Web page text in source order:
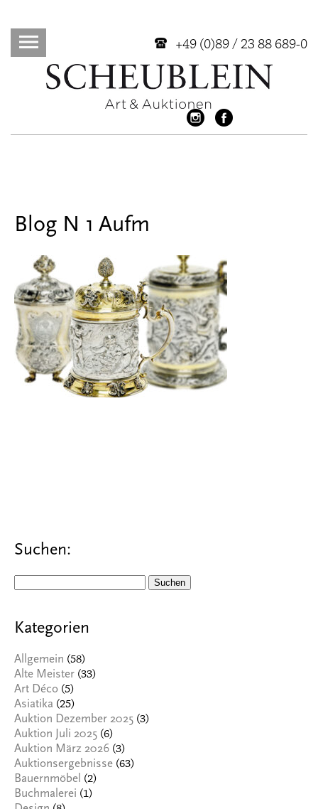
+49 (0)89 / 23 88 689-0
Blog N 1 Aufm
Suchen:
Kategorien
Allgemein (58)
Alte Meister (33)
Art Déco (5)
Asiatika (25)
Auktion Dezember 2025 (3)
Auktion Juli 2025 (6)
Auktion März 2026 (3)
Auktionsergebnisse (63)
Bauernmöbel (2)
Buchmalerei (1)